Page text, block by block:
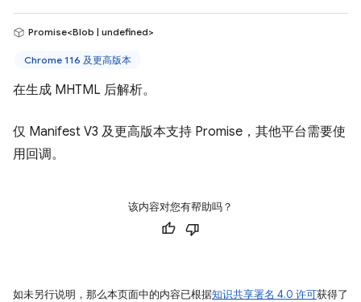
Promise<Blob | undefined>
Chrome 116 及更高版本
在生成 MHTML 后解析。
仅 Manifest V3 及更高版本支持 Promise，其他平台需要使
用回调。
该内容对您有帮助吗？
如未另行说明，那么本页面中的内容已根据知识共享署名 4.0 许可获得了